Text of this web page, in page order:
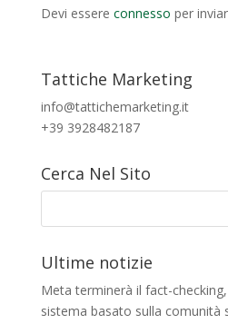
Devi essere connesso per
Tattiche Marketing
info@tattichemarketing.it
+39 3928482187
Cerca Nel Sito
Ultime notizie
Meta terminerà il fact-
sistema basato sulla comunità